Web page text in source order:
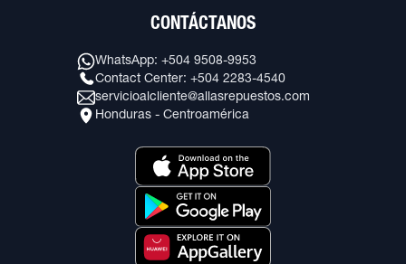
CONTÁCTANOS
WhatsApp: +504 9508-9953
Contact Center: +504 2283-4540
servicioalcliente@allasrepuestos.com
Honduras - Centroamérica